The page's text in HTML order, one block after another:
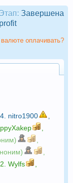
Завершена
валюте оплачивать?
4. nitro1900
Wylfs